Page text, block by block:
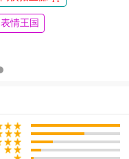
表情王国